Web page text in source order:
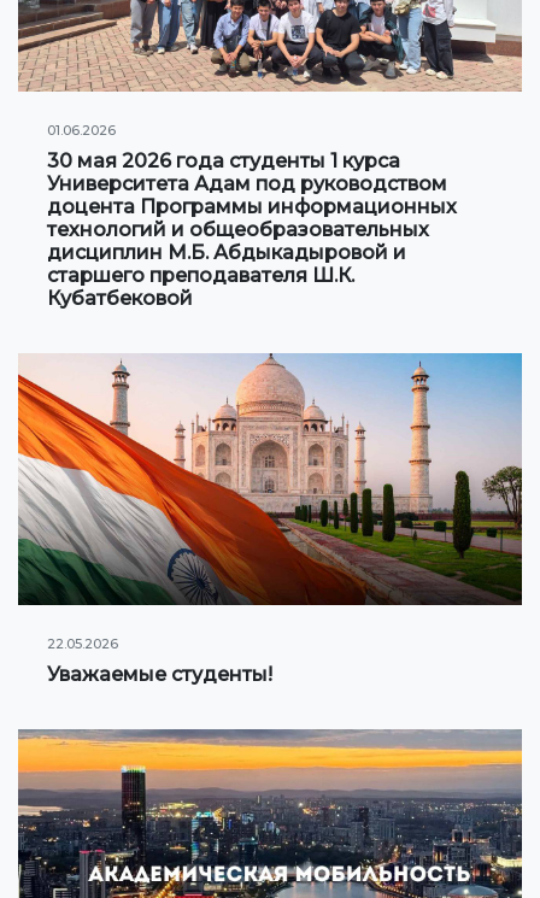
КОНТАКТНАЯ ИНФОРМАЦИЯ
АРХИВ
01.06.2026
30 мая 2026 года студенты 1 курса
Университета Адам под руководством
доцента Программы информационных
технологий и общеобразовательных
дисциплин М.Б. Абдыкадыровой и
старшего преподавателя Ш.К.
Кубатбековой
22.05.2026
Уважаемые студенты!